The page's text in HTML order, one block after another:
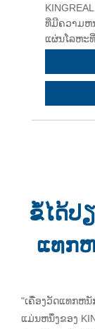
ທີ່ມີຄວາມຫ
ແຜ່ນໂລຫະ
ຂໍ້ໄດ້ປ
ແທກ
"ເຄື່ອງວັດແທກຫ
ແມ່ນຫນຶ່ງຂອງ